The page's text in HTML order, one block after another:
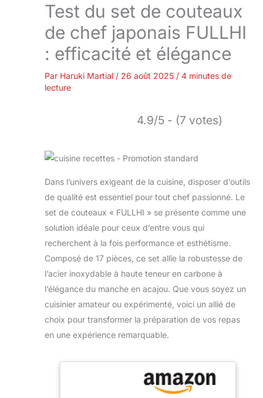
Test du set de couteaux
de chef japonais FULLHI
: efficacité et élégance
Par Haruki Martial / 26 août 2025 / 4 minutes de
lecture
4.9/5 - (7 votes)
Dans l’univers exigeant de la cuisine, disposer d’outils
de qualité est essentiel pour tout chef passionné. Le
set de couteaux « FULLHI » se présente comme une
solution idéale pour ceux d’entre vous qui
recherchent à la fois performance et esthétisme.
Composé de 17 pièces, ce set allie la robustesse de
l’acier inoxydable à haute teneur en carbone à
l’élégance du manche en acajou. Que vous soyez un
cuisinier amateur ou expérimenté, voici un allié de
choix pour transformer la préparation de vos repas
en une expérience remarquable.